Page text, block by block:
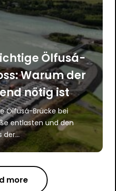
Ölfusá-
Warum der
nötig ist
Ölfusá-Brücke bei
entlasten und den
der...
more